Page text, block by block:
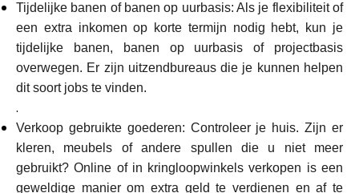
Neem contact op
Mijn Account
Tijdelijke banen of banen op uurbasis: Als je flexibiliteit of
een extra inkomen op korte termijn nodig hebt, kun je
tijdelijke banen, banen op uurbasis of projectbasis
overwegen. Er zijn uitzendbureaus die je kunnen helpen
dit soort jobs te vinden.
.
Verkoop gebruikte goederen: Controleer je huis. Zijn er
kleren, meubels of andere spullen die u niet meer
gebruikt? Online of in kringloopwinkels verkopen is een
geweldige manier om extra geld te verdienen en af te